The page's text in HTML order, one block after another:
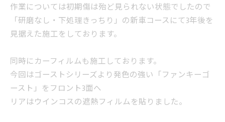
作業については初期傷は殆ど見られない状態でしたので
「研磨なし・下処理きっちり」の新車コースにて3年後を
見据えた施工をしております。
同時にカーフィルムも施工しております。
今回はゴーストシリーズより発色の強い「ファンキーゴ
ースト」をフロント3面へ
リアはウインコスの遮熱フィルムを貼りました。